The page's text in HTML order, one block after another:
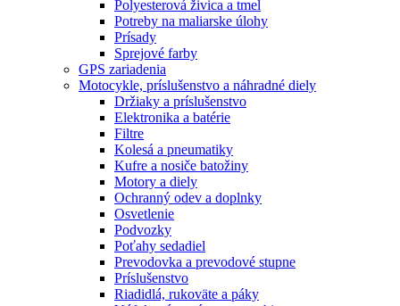
Polyesterová živica a tmel
Potreby na maliarske úlohy
Prísady
Sprejové farby
GPS zariadenia
Motocykle, príslušenstvo a náhradné diely
Držiaky a príslušenstvo
Elektronika a batérie
Filtre
Kolesá a pneumatiky
Kufre a nosiče batožiny
Motory a diely
Ochranný odev a doplnky
Osvetlenie
Podvozky
Poťahy sedadiel
Prevodovka a prevodové stupne
Príslušenstvo
Riadidlá, rukoväte a páky